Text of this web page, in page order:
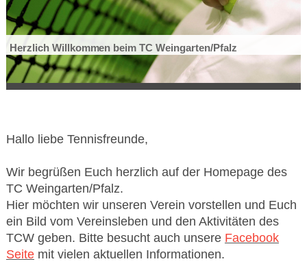
Herzlich Willkommen beim TC Weingarten/Pfalz
Hallo liebe Tennisfreunde,
Wir begrüßen Euch herzlich auf der Homepage des
TC Weingarten/Pfalz.
Hier möchten wir unseren Verein vorstellen und Euch
ein Bild vom Vereinsleben und den Aktivitäten des
TCW geben. Bitte besucht auch unsere Facebook
Seite mit vielen aktuellen Informationen.